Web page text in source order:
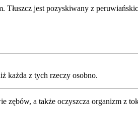
Tłuszcz jest pozyskiwany z
każda z tych rzeczy osobno.
zębów, a także oczyszcza organizm z